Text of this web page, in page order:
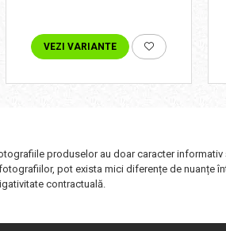
VEZI VARIANTE
produselor au doar caracter
pot exista mici diferențe de nuanțe
contractuală.